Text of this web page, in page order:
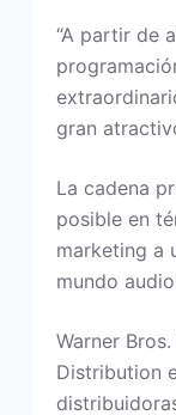
“A partir de
gran
La cadena
posible en
marketing a
mundo
Warner
Distribution